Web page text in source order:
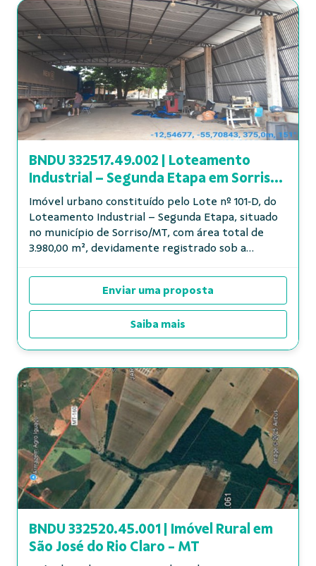
BNDU 332517.49.002 | Loteamento
Industrial – Segunda Etapa em Sorriso
- MT
Imóvel urbano constituído pelo Lote nº 101‑D, do
Loteamento Industrial – Segunda Etapa, situado
no município de Sorriso/MT, com área total de
3.980,00 m², devidamente registrado sob a
Enviar uma proposta
Saiba mais
BNDU 332520.45.001 | Imóvel Rural em
São José do Rio Claro - MT